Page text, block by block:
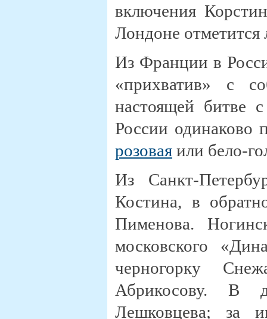
включения
Лондоне
Из Франции в
«прихватив» с
настоящей битве
России одинаково
розовая или бело-
Из Санкт-
Костина, в
Пименова.
московского
черногорку
Абрикосову. В
Лешковцева; за